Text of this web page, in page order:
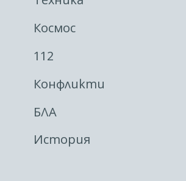
Космос
112
Конфликти
БЛА
История